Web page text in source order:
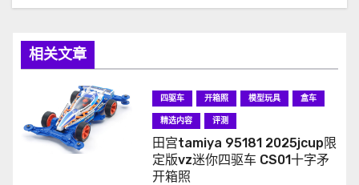
相关文章
四驱车 开箱照 模型玩具
盒车
精选内容
评测
田宫tamiya 95181 2025jcup限
定版vz迷你四驱车 CS01十字矛
开箱照